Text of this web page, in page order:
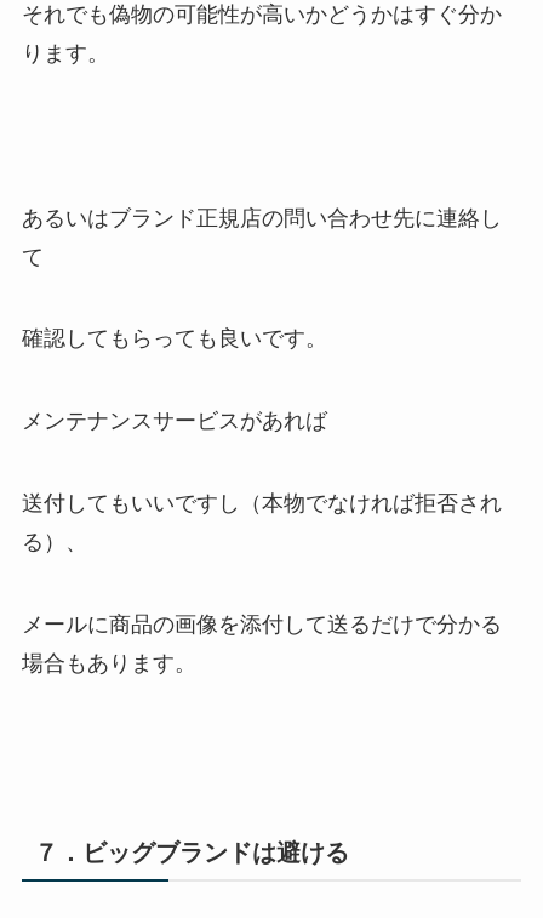
それでも偽物の可能性が高いかどうかはすぐ分か
ります。
あるいはブランド正規店の問い合わせ先に連絡し
て
確認してもらっても良いです。
メンテナンスサービスがあれば
送付してもいいですし（本物でなければ拒否され
る）、
メールに商品の画像を添付して送るだけで分かる
場合もあります。
７．ビッグブランドは避ける